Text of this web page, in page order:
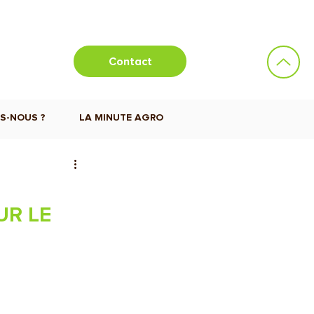
Contact
NOUS ? LA MINUTE AGRO
LE